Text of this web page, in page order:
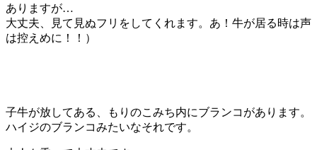
ありますが…
大丈夫、見て見ぬフリをしてくれます。あ！牛が居る時は声
は控えめに！！）
子牛が放してある、もりのこみち内にブランコがあります。
ハイジのブランコみたいなそれです。